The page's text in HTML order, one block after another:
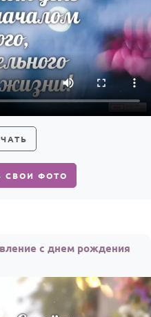
СВОИ ФОТО
с днем рождения